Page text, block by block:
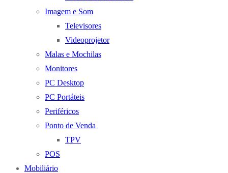
Imagem e Som
Televisores
Videoprojetor
Malas e Mochilas
Monitores
PC Desktop
PC Portáteis
Periféricos
Ponto de Venda
TPV
POS
Mobiliário